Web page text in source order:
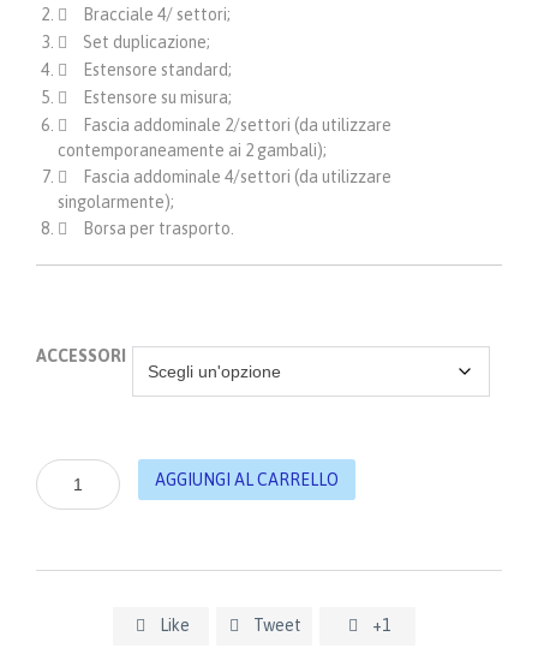
Bracciale 4/ settori;
Set duplicazione;
Estensore standard;
Estensore su misura;
Fascia addominale 2/settori (da utilizzare
contemporaneamente ai 2 gambali);
Fascia addominale 4/settori (da utilizzare
singolarmente);
Borsa per trasporto.
ACCESSORI
Fisiopress
FP4
Accessori
AGGIUNGI AL CARRELLO
 Like  Tweet  +1